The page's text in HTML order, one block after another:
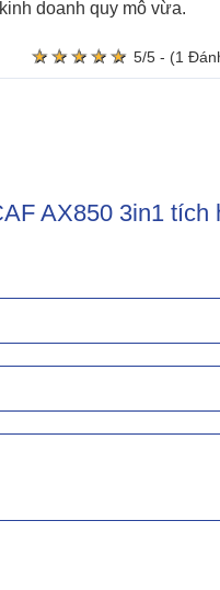
doanh quy mô vừa.
★ ★ ★ ★ ★
★ ★ ★ ★ ★ 5/5 - (1
AX850 3in1 tích